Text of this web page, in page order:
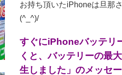
お持ち頂いたiPhoneは旦那
(^_^)/
すぐにiPhoneバッテリ
くと、バッテリーの最
生しました」のメッセ